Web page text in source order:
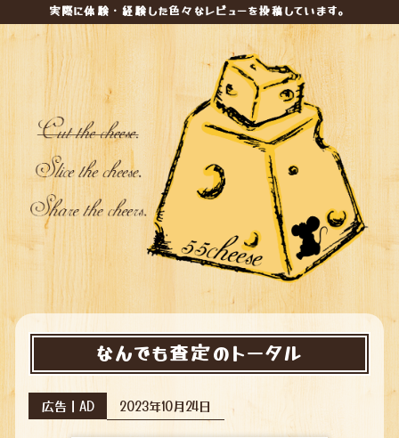
実際に体験・経験した色々なレビューを投稿しています。
なんでも査定のトータル
広告｜AD 2023年10月24日